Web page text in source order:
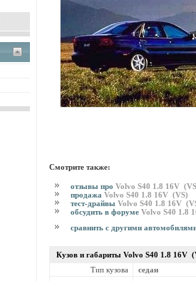
Смотрите также:
отзывы про Volvo S40 1.8 16V
продажа Volvo S40 1.8 16V (VS)
тест-драйвы Volvo S40 1.8 16V
обсудить в форуме Volvo S40 1.8
сравнить с другими
Кузов и габариты Volvo S40 1.8 16V
Тип кузова
седан